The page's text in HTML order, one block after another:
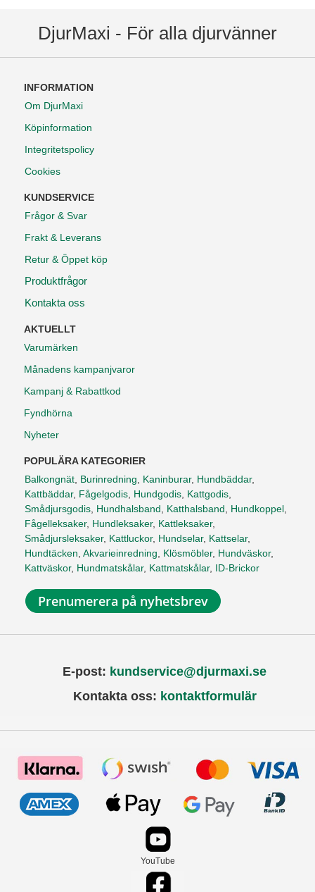
DjurMaxi - För alla djurvänner
INFORMATION
Om DjurMaxi
Köpinformation
Integritetspolicy
Cookies
KUNDSERVICE
Frågor & Svar
Frakt & Leverans
Retur & Öppet köp
Produktfrågor
Kontakta oss
AKTUELLT
Varumärken
Månadens kampanjvaror
Kampanj & Rabattkod
Fyndhörna
Nyheter
POPULÄRA KATEGORIER
Balkongnät, Burinredning, Kaninburar, Hundbäddar,
Kattbäddar, Fågelgodis, Hundgodis, Kattgodis,
Smådjursgodis, Hundhalsband, Katthalsband, Hundkoppel,
Fågelleksaker, Hundleksaker, Kattleksaker,
Smådjursleksaker, Kattluckor, Hundselar, Kattselar,
Hundtäcken, Akvarieinredning, Klösmöbler, Hundväskor,
Kattväskor, Hundmatskålar, Kattmatskålar, ID-Brickor
Prenumerera på nyhetsbrev
E-post: kundservice@djurmaxi.se
Kontakta oss: kontaktformulär
YouTube